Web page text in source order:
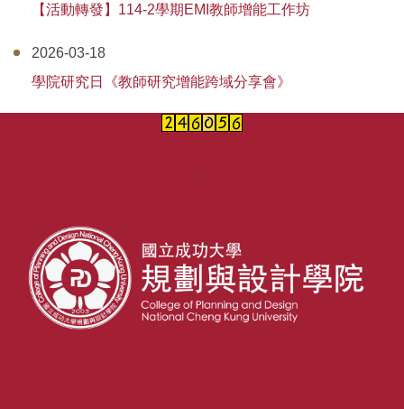
【活動轉發】114-2學期EMI教師增能工作坊
2026-03-18
學院研究日《教師研究增能跨域分享會》
:::